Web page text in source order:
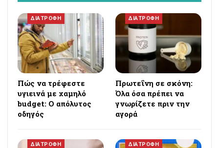
ΔΙΑΤΡΟΦΗ
Πώς να τρέφεστε
υγιεινά με χαμηλό
budget: Ο απόλυτος
οδηγός
ΔΙΑΤΡΟΦΗ
Πρωτεΐνη σε σκόνη:
Όλα όσα πρέπει να
γνωρίζετε πριν την
αγορά
ΔΙΑΤΡΟΦΗ ΔΙΑΤΡΟΦΗ